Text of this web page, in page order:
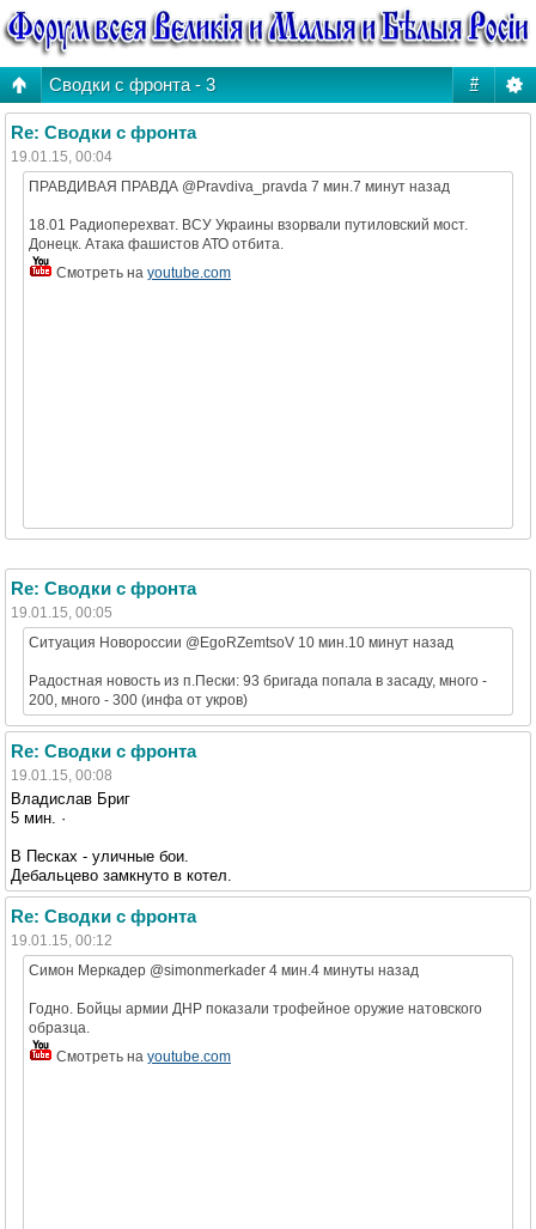
#
Сводки с фронта - 3
Re: Сводки с фронта
19.01.15, 00:04
ПРАВДИВАЯ ПРАВДА ‏@Pravdiva_pravda 7 мин.7 минут назад
18.01 Радиоперехват. ВСУ Украины взорвали путиловский мост.
Донецк. Атака фашистов АТО отбита.
Смотреть на youtube.com
Re: Сводки с фронта
19.01.15, 00:05
Ситуация Новороссии ‏@EgoRZemtsoV 10 мин.10 минут назад
Радостная новость из п.Пески: 93 бригада попала в засаду, много -
200, много - 300 (инфа от укров)
Re: Сводки с фронта
19.01.15, 00:08
Владислав Бриг
5 мин. ·
В Песках - уличные бои.
Дебальцево замкнуто в котел.
Re: Сводки с фронта
19.01.15, 00:12
Симон Меркадер ‏@simonmerkader 4 мин.4 минуты назад
Годно. Бойцы армии ДНР показали трофейное оружие натовского
образца.
Смотреть на youtube.com